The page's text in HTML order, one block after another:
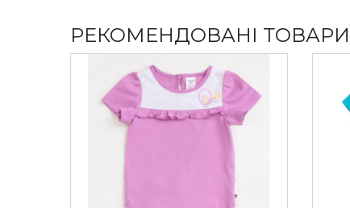
РЕКОМЕНДОВАНІ ТОВАРИ